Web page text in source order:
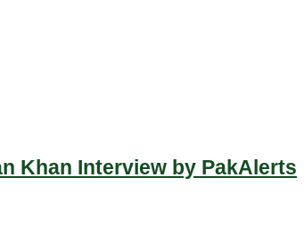
Khan Interview by PakAlerts